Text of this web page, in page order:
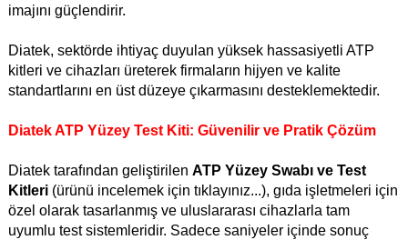
imajını güçlendirir.
Diatek, sektörde ihtiyaç duyulan yüksek hassasiyetli ATP
kitleri ve cihazları üreterek firmaların hijyen ve kalite
standartlarını en üst düzeye çıkarmasını desteklemektedir.
Diatek ATP Yüzey Test Kiti: Güvenilir ve Pratik Çözüm
Diatek tarafından geliştirilen ATP Yüzey Swabı ve Test
Kitleri (ürünü incelemek için tıklayınız...), gıda işletmeleri için
özel olarak tasarlanmış ve uluslararası cihazlarla tam
uyumlu test sistemleridir. Sadece saniyeler içinde sonuç